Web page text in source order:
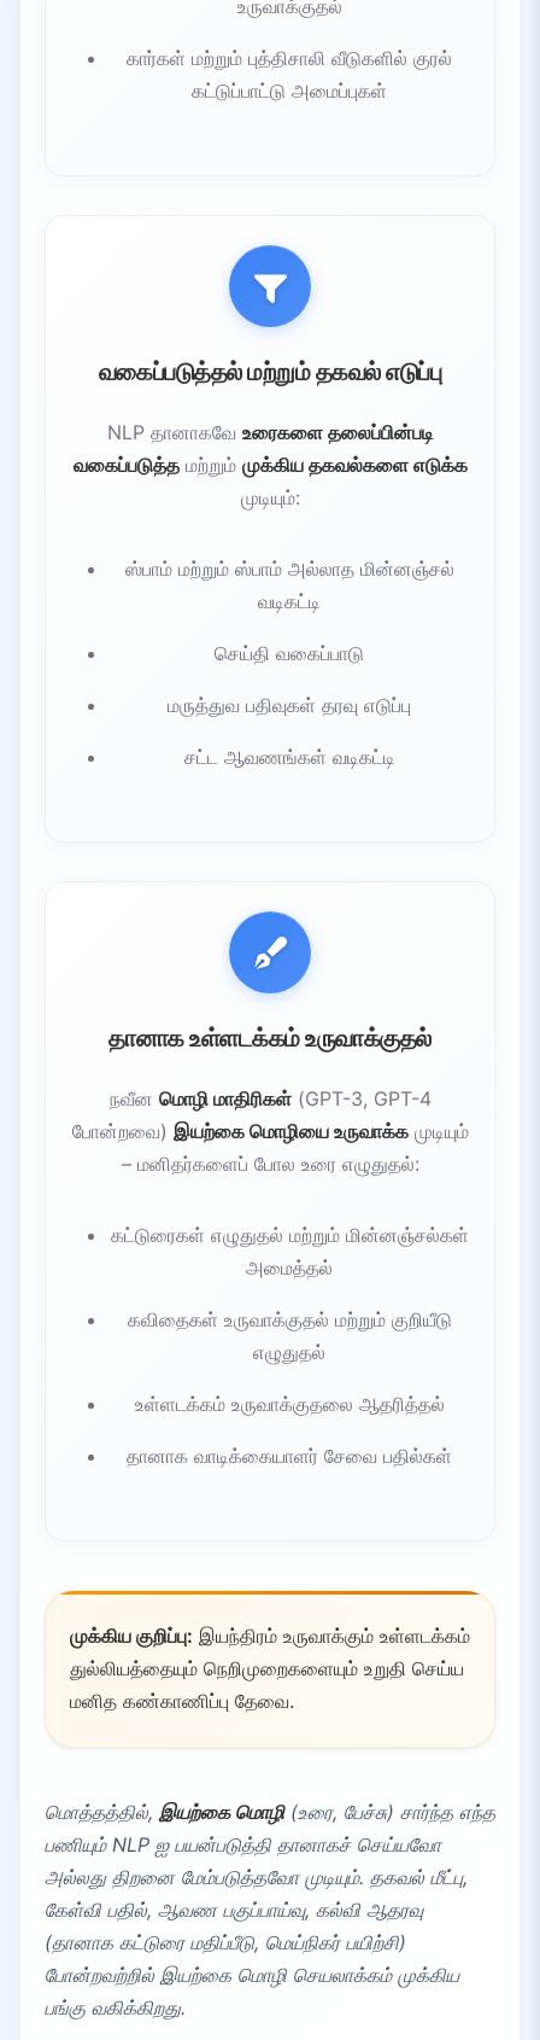
உருவாக்குதல்
கார்கள் மற்றும் புத்திசாலி வீடுகளில் குரல்
கட்டுப்பாட்டு அமைப்புகள்
வகைப்படுத்தல் மற்றும் தகவல் எடுப்பு
NLP தானாகவே உரைகளை தலைப்பின்படி
வகைப்படுத்தமற்றும் முக்கிய தகவல்களை எடுக்க
முடியும்:
ஸ்பாம் மற்றும் ஸ்பாம் அல்லாத மின்னஞ்சல்
வடிகட்டி
செய்தி வகைப்பாடு
மருத்துவ பதிவுகள் தரவு எடுப்பு
சட்ட ஆவணங்கள் வடிகட்டி
தானாக உள்ளடக்கம் உருவாக்குதல்
நவீன மொழி மாதிரிகள்(GPT-3, GPT-4
போன்றவை) இயற்கை மொழியை உருவாக்கமுடியும்
– மனிதர்களைப் போல உரை எழுதுதல்:
கட்டுரைகள் எழுதுதல் மற்றும் மின்னஞ்சல்கள்
அமைத்தல்
கவிதைகள் உருவாக்குதல் மற்றும் குறியீடு
எழுதுதல்
உள்ளடக்கம் உருவாக்குதலை ஆதரித்தல்
தானாக வாடிக்கையாளர் சேவை பதில்கள்
முக்கிய குறிப்பு: இயந்திரம் உருவாக்கும் உள்ளடக்கம்
துல்லியத்தையும் நெறிமுறைகளையும் உறுதி செய்ய
மனித கண்காணிப்பு தேவை.
மொத்தத்தில், இயற்கை மொழி(உரை, பேச்சு) சார்ந்த எந்த
பணியும் NLP ஐ பயன்படுத்தி தானாகச் செய்யவோ
அல்லது திறனை மேம்படுத்தவோ முடியும். தகவல் மீட்பு,
கேள்வி பதில், ஆவண பகுப்பாய்வு, கல்வி ஆதரவு
(தானாக கட்டுரை மதிப்பீடு, மெய்நிகர் பயிற்சி)
போன்றவற்றில் இயற்கை மொழி செயலாக்கம் முக்கிய
பங்கு வகிக்கிறது.